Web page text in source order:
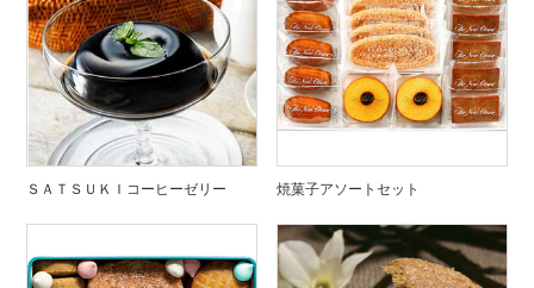
ＳＡＴＳＵＫＩコーヒーゼリー 焼菓子アソートセット